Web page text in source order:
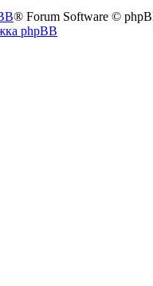
® Forum Software ©
phpBB